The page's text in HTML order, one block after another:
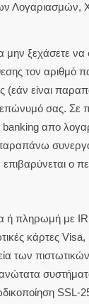
Λογαριασμών,
μην ξεχάσετε
τον αριθμό
(εάν είναι
σας. Σε
απο
ο
ή πληρωμή με
κάρτες
των
SSL-